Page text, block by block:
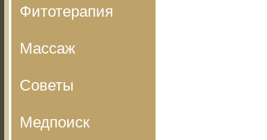
Фитотерапия
Массаж
Советы
Медпоиск